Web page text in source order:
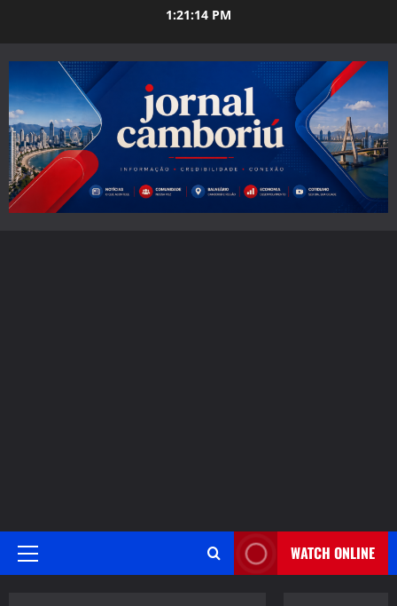
1:21:15 PM
Primary
WATCH ONLINE